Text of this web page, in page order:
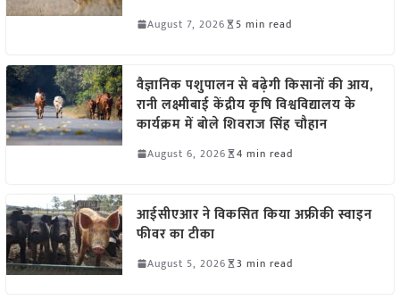
August 7, 2026 5 min read
वैज्ञानिक पशुपालन से बढ़ेगी किसानों की आय,
रानी लक्ष्मीबाई केंद्रीय कृषि विश्वविद्यालय के
कार्यक्रम में बोले शिवराज सिंह चौहान
August 6, 2026 4 min read
आईसीएआर ने विकसित किया अफ्रीकी स्वाइन
फीवर का टीका
August 5, 2026 3 min read